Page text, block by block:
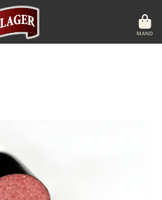
MAND